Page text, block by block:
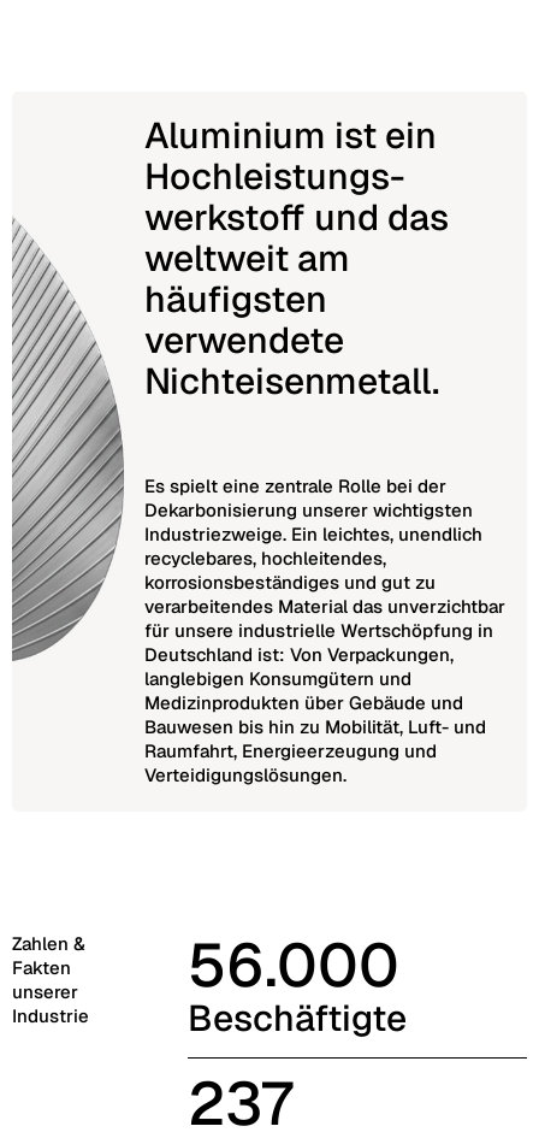
Aluminium ist ein
Hochleistungs­
werkstoff und das
weltweit am
häufigsten
verwendete
Nichteisen­metall.
Es spielt eine zentrale Rolle bei der
Dekarbonisierung unserer wichtigsten
Industriezweige. Ein leichtes, unendlich
recyclebares, hochleitendes,
korrosionsbeständiges und gut zu
verarbeitendes Material das unverzichtbar
für unsere industrielle Wertschöpfung in
Deutschland ist: Von Verpackungen,
langlebigen Konsumgütern und
Medizinprodukten über Gebäude und
Bauwesen bis hin zu Mobilität, Luft- und
Raumfahrt, Energieerzeugung und
Verteidigungslösungen.
Zahlen &
Fakten
unserer
Industrie
56.000
Beschäftigte
237